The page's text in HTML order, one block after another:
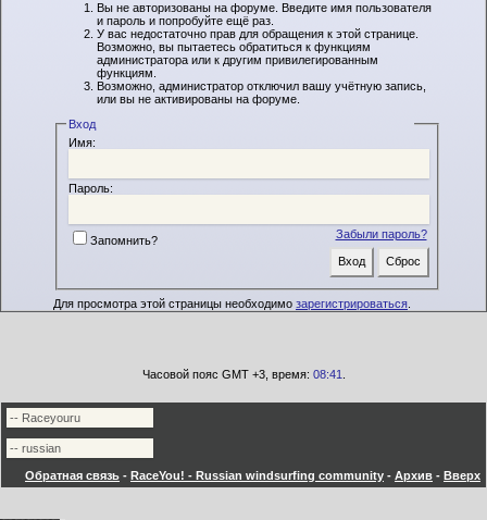
Вы не авторизованы на форуме. Введите имя пользователя
и пароль и попробуйте ещё раз.
У вас недостаточно прав для обращения к этой странице.
Возможно, вы пытаетесь обратиться к функциям
администратора или к другим привилегированным
функциям.
Возможно, администратор отключил вашу учётную запись,
или вы не активированы на форуме.
Вход
Имя:
Пароль:
Забыли пароль?
Запомнить?
Для просмотра этой страницы необходимо зарегистрироваться
Часовой пояс GMT +3, время: 08:41
Обратная связь - RaceYou! - Russian windsurfing community - Архив - Вверх